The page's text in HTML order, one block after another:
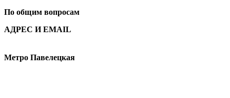
По общим вопросам
АДРЕС И EMAIL
Метро Павелецкая